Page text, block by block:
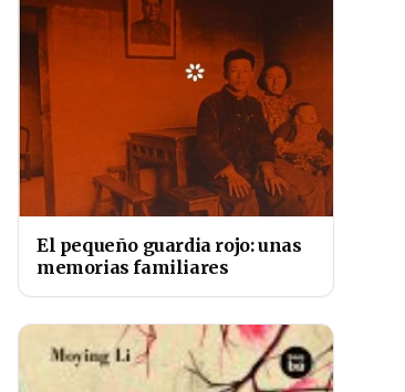
El pequeño guardia rojo: unas
memorias familiares